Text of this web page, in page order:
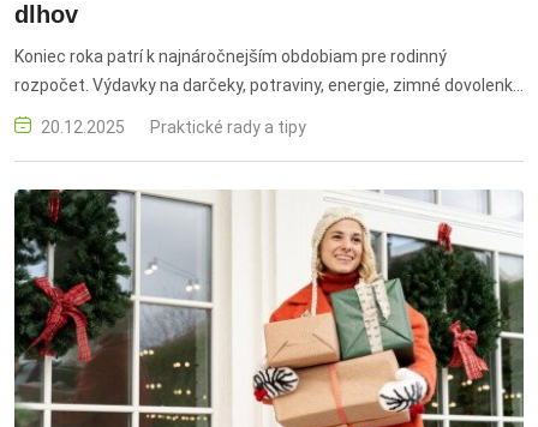
dlhov
Koniec roka patrí k najnáročnejším obdobiam pre rodinný
rozpočet. Výdavky na darčeky, potraviny, energie, zimné dovolenky
a oslavy sviatkov sa často stretávajú s „dlhým januárom“ –
obdobím, keď výplata buď mešká, alebo jednoducho nestačí.
Vianocami.
20.12.2025 Praktické rady a tipy